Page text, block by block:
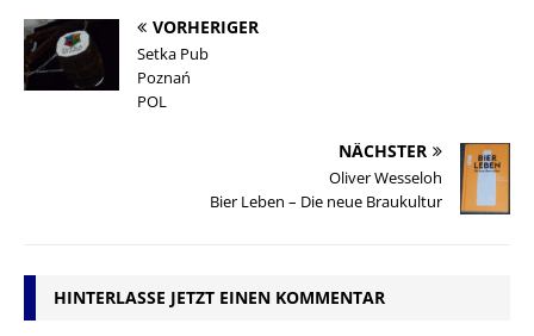
VORHERIGER
Setka Pub
Poznań
POL
NÄCHSTER
Oliver Wesseloh
Bier Leben – Die neue Braukultur
HINTERLASSE JETZT EINEN KOMMENTAR